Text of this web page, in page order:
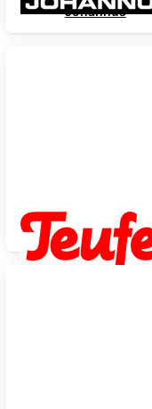
Johannus
Teufel